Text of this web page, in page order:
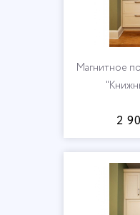
Магнитное
2